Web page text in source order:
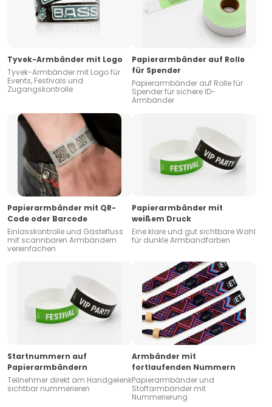
Tyvek-Armbänder mit Logo
Tyvek-Armbänder mit Logo für
Events, Festivals und
Zugangskontrolle
Papierarmbänder auf Rolle
für Spender
Papierarmbänder auf Rolle für
Spender für sichere ID-
Armbänder
Papierarmbänder mit QR-
Code oder Barcode
Einlasskontrolle und Gästefluss
mit scannbaren Armbändern
vereinfachen
Papierarmbänder mit
weißem Druck
Eine klare und gut sichtbare Wahl
für dunkle Armbandfarben
Startnummern auf
Papierarmbändern
Teilnehmer direkt am Handgelenk
sichtbar nummerieren
Armbänder mit
fortlaufenden Nummern
Papierarmbänder und
Stoffarmbänder mit
Nummerierung